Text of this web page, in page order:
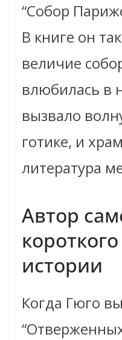
“Собор
В книге он
величие
влюбилась в
вызвало
готике, и
литература
Автор
истории
Когда Гюго